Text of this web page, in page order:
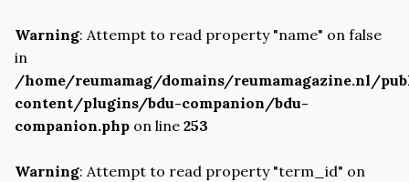
Warning: Attempt to read property "name" on false
in
/home/reumamag/domains/reumamagazine.nl/
content/plugins/bdu-companion/bdu-
companion.php on line 253
Warning: Attempt to read property "term_id" on